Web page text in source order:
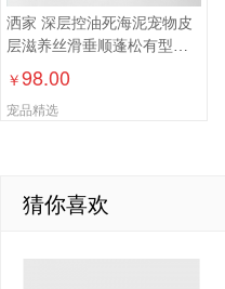
洒家 深层控油死海泥宠物皮
层滋养丝滑垂顺蓬松有型滋
养柔顺宠物护狗猫宠物香波
￥98.00
宠品精选
猜你喜欢